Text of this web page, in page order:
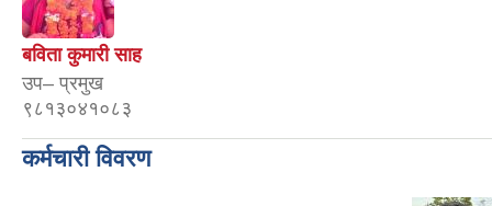
बविता कुमारी साह
उप– प्रमुख
९८१३०४१०८३
कर्मचारी विवरण